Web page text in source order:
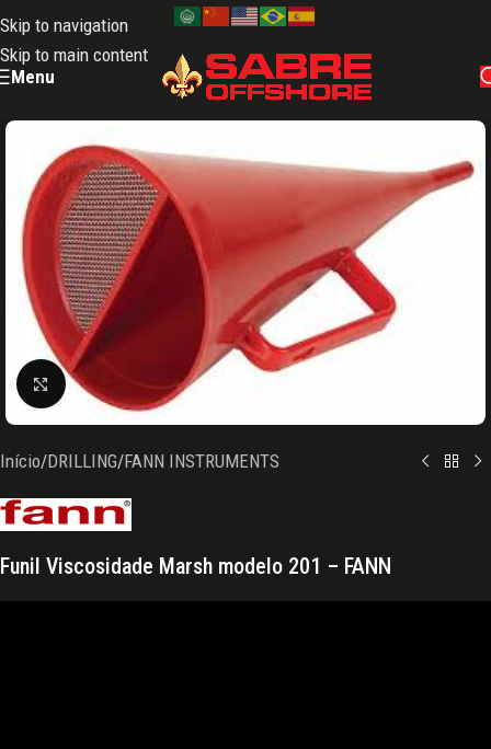
Skip to navigation
Skip to main content
Menu
Clique para ampliar
Início/DRILLING/FANN INSTRUMENTS
Funil Viscosidade Marsh modelo 201 – FANN